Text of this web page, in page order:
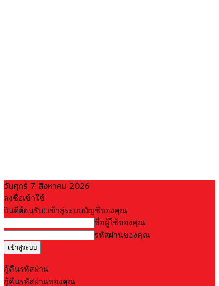
วันศุกร์ 7 สิงหาคม 2026
ลงชื่อเข้าใช้
ยินดีต้อนรับ! เข้าสู่ระบบบัญชีของคุณ
ชื่อผู้ใช้ของคุณ
รหัสผ่านของคุณ
กู้คืนรหัสผ่าน
กู้คืนรหัสผ่านของคุณ